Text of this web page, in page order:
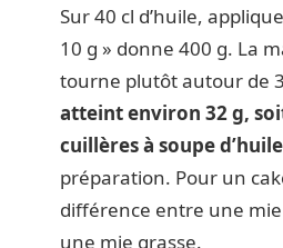
Sur 40 cl d’huile,
10 g » donne 400 g. La
tourne plutôt autour de
atteint environ 32 g,
cuillères à soupe
préparation. Pour un
différence entre une
une mie grasse.